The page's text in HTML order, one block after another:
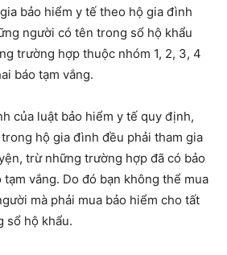
bảo hiểm y tế theo hộ gia đình
người có tên trong sổ hộ khẩu
trường hợp thuộc nhóm 1, 2, 3, 4
báo tạm vắng.
của luật bảo hiểm y tế quy định,
hộ gia đình đều phải tham gia
trừ những trường hợp đã có bảo
tạm vắng. Do đó bạn không thể mua
mà phải mua bảo hiểm cho tất
sổ hộ khẩu.